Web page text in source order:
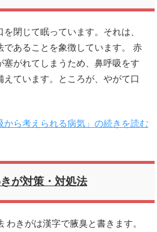
閉じて眠っています。それは、
であることを象徴しています。 赤
塞がれてしまうため、鼻呼吸をす
えています。ところが、やがて口
から考えられる病気」の続きを読む
が対策・対処法
わきがは漢字で腋臭と書きます。